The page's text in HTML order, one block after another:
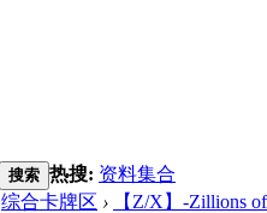
搜索 热搜: 资料集合
综合卡牌区 ›
【Z/X】-Zillions